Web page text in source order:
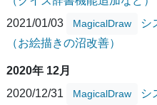
2021/01/03
MagicalDraw
シ
（お絵描きの沼改善）
2020年 12月
2020/12/31
MagicalDraw
シ